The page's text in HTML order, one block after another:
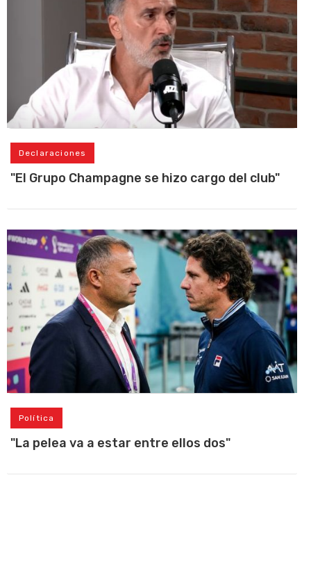
Declaraciones
"El Grupo Champagne se hizo cargo del club"
Política
"La pelea va a estar entre ellos dos"